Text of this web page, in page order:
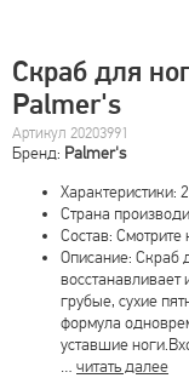
Скраб для
Palmer's
Артикул 20203991
Бренд: Palmer's
Характеристики:
Страна
Состав:
Описание: Скраб
грубые, сухие
формула
уставшие
… читать далее